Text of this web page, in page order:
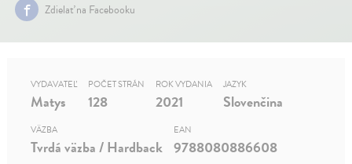
Zdielať na Facebooku
VYDAVATEĽ
Matys
POČET STRÁN
128
ROK VYDANIA
2021
JAZYK
Slovenčina
VÄZBA
Tvrdá väzba / Hardback
EAN
9788080886608